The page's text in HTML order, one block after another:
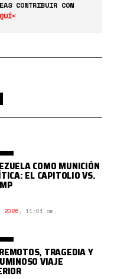
CONTRIBUIR CON
COMO MUNICIÓN
EL CAPITOLIO VS.
2026, 11:01 am.
TRAGEDIA Y
VIAJE